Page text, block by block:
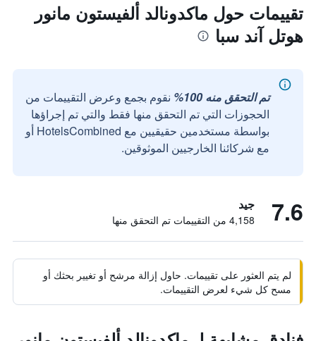
تقييمات حول ماكدونالد ألفيستون مانور
هوتل آند سبا
تم التحقق منه 100%
نقوم بجمع وعرض التقييمات من
الحجوزات التي تم التحقق منها فقط والتي تم إجراؤها
بواسطة مستخدمين حقيقيين مع HotelsCombined أو
مع شركائنا الخارجيين الموثوقين.
7.6 جيد
4,158 من التقييمات تم التحقق منها
لم يتم العثور على تقييمات. حاول إزالة مرشح أو تغيير بحثك أو
مسح كل شيء لعرض التقييمات.